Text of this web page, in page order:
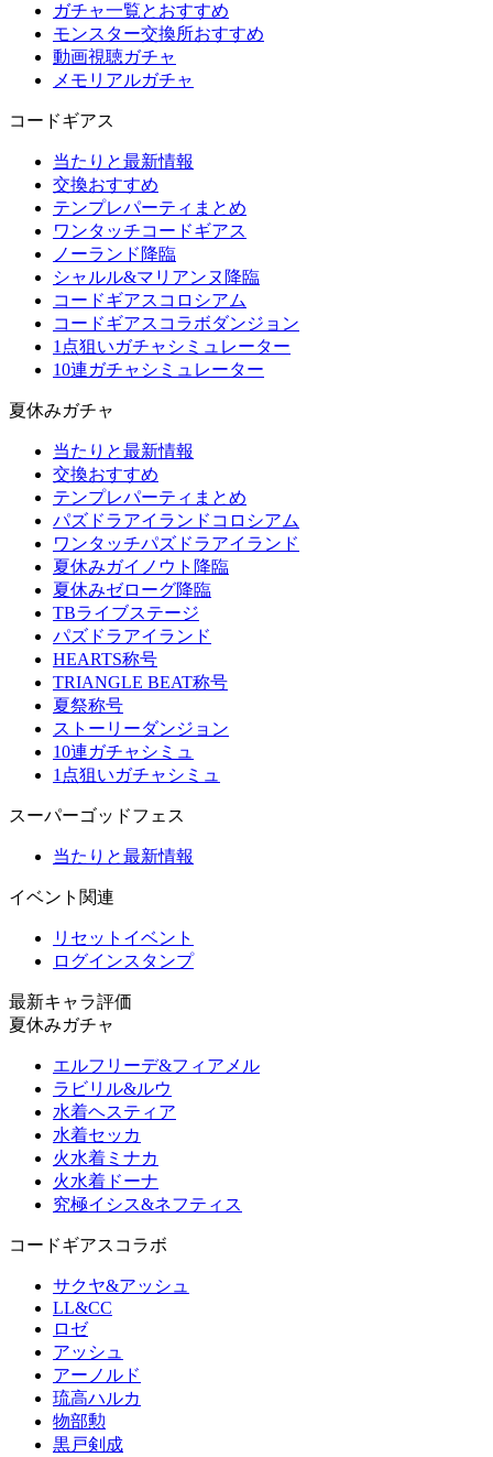
ガチャ一覧とおすすめ
モンスター交換所おすすめ
動画視聴ガチャ
メモリアルガチャ
コードギアス
当たりと最新情報
交換おすすめ
テンプレパーティまとめ
ワンタッチコードギアス
ノーランド降臨
シャルル&マリアンヌ降臨
コードギアスコロシアム
コードギアスコラボダンジョン
1点狙いガチャシミュレーター
10連ガチャシミュレーター
夏休みガチャ
当たりと最新情報
交換おすすめ
テンプレパーティまとめ
パズドラアイランドコロシアム
ワンタッチパズドラアイランド
夏休みガイノウト降臨
夏休みゼローグ降臨
TBライブステージ
パズドラアイランド
HEARTS称号
TRIANGLE BEAT称号
夏祭称号
ストーリーダンジョン
10連ガチャシミュ
1点狙いガチャシミュ
スーパーゴッドフェス
当たりと最新情報
イベント関連
リセットイベント
ログインスタンプ
最新キャラ評価
夏休みガチャ
エルフリーデ&フィアメル
ラビリル&ルウ
水着ヘスティア
水着セッカ
火水着ミナカ
火水着ドーナ
究極イシス&ネフティス
コードギアスコラボ
サクヤ&アッシュ
LL&CC
ロゼ
アッシュ
アーノルド
琉高ハルカ
物部勲
黒戸剣成